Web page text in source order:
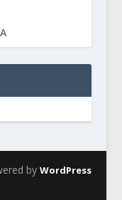
by WordPress